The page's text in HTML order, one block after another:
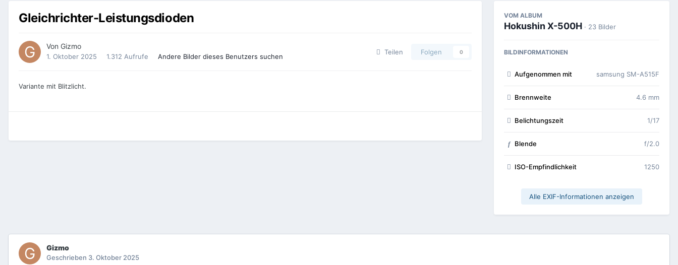
Gleichrichter-Leistungsdioden
Von Gizmo
1. Oktober 2025 1.312 Aufrufe Andere Bilder dieses Benutzers suchen
Teilen Folgen 0
Variante mit Blitzlicht.
VOM ALBUM
Hokushin X-500H · 23 Bilder
BILDINFORMATIONEN
Aufgenommen mit samsung SM-A515F
Brennweite 4.6 mm
Belichtungszeit 1/17
f Blende f/2.0
ISO-Empfindlichkeit 1250
Alle EXIF-Informationen anzeigen
Gizmo
Geschrieben 3. Oktober 2025